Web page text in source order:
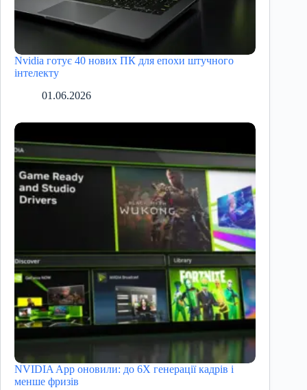
Nvidia готує 40 нових ПК для епохи штучного
інтелекту
01.06.2026
NVIDIA App оновили: до 6X генерації кадрів і
менше фризів